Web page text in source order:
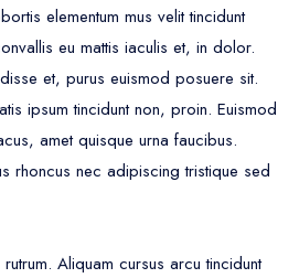
elementum mus velit tincidunt
eu mattis iaculis et, in dolor.
et, purus euismod posuere sit.
ipsum tincidunt non, proin. Euismod
amet quisque urna faucibus.
rhoncus nec adipiscing tristique sed
Aliquam cursus arcu tincidunt